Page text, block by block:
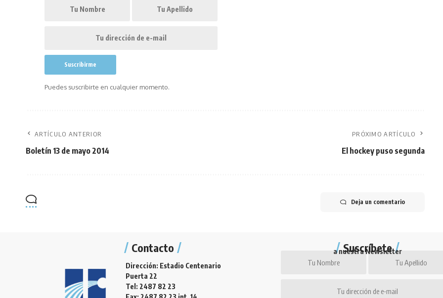
Puedes suscribirte en cualquier momento.
ARTÍCULO ANTERIOR
Boletín 13 de mayo 2014
PRÓXIMO ARTÍCULO
El hockey puso segunda
Deja un comentario
Contacto
Dirección: Estadio Centenario
Puerta 22
Tel: 2487 82 23
Suscríbete
a nuestra Newsletter